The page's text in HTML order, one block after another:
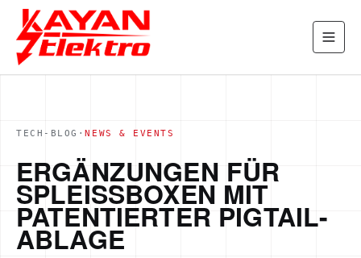
TECH-BLOG ·NEWS & EVENTS
ERGÄNZUNGEN FÜR
SPLEISSBOXEN MIT P
ATENTIERTER PIGTAIL-A
BLAGE